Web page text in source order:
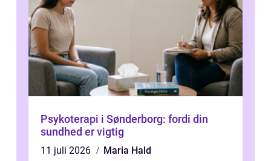
Psykoterapi i Sønderborg: fordi din
sundhed er vigtig
11 juli 2026
Maria Hald